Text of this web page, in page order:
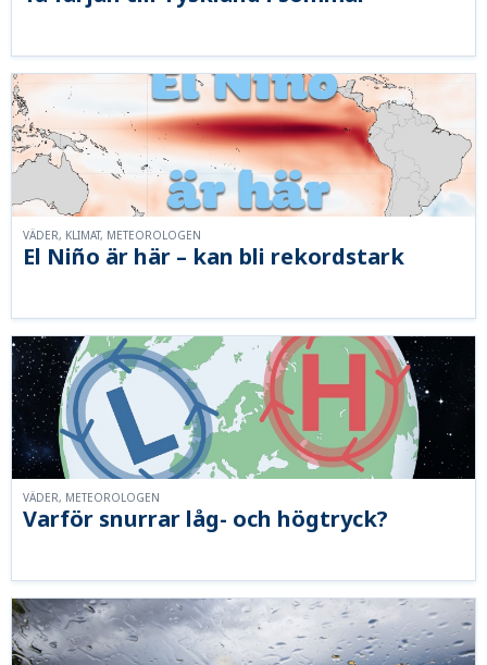
El Niño är här – kan bli rekordstark
VÄDER, KLIMAT, METEOROLOGEN
Varför snurrar låg- och högtryck?
VÄDER, METEOROLOGEN